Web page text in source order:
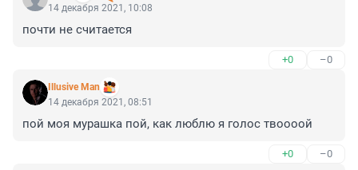
14 декабря 2021, 10:08
почти не считается
+0 –0
Illusive Man
14 декабря 2021, 08:51
пой моя мурашка пой, как люблю я голос твоооой
+0 –0